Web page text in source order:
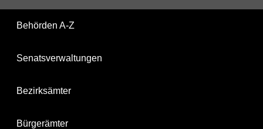
Behörden A-Z
Senatsverwaltungen
Bezirksämter
Bürgerämter